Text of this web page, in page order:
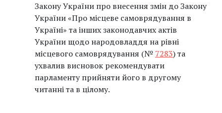
Закону України про внесення змін до Закону
України «Про місцеве самоврядування в
Україні» та інших законодавчих актів
України щодо народовладдя на рівні
місцевого самоврядування (№ 7283) та
ухвалив висновок рекомендувати
парламенту прийняти його в другому
читанні та в цілому.